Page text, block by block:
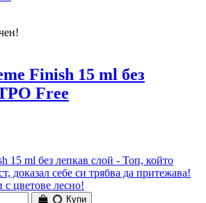
Finish 15 ml без
Free
15 ml без лепкав слой - Топ, който
доказал себе си трябва да притежава!
с цветове лесно!
Купи